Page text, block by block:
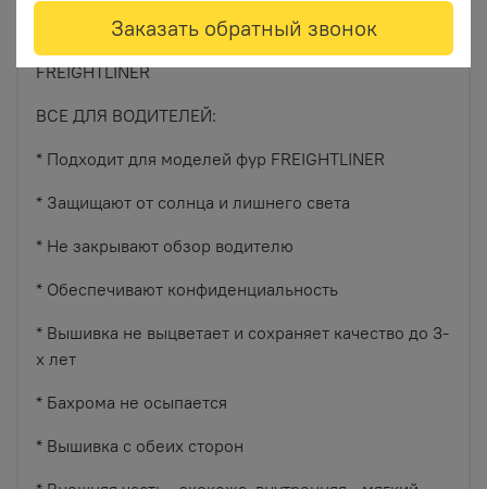
Ламбрекен на лобовое для грузовых автомобилей
FREIGHTLINER
ВСЕ ДЛЯ ВОДИТЕЛЕЙ:
* Подходит для моделей фур FREIGHTLINER
* Защищают от солнца и лишнего света
* Не закрывают обзор водителю
* Обеспечивают конфиденциальность
* Вышивка не выцветает и сохраняет качество до 3-
х лет
* Бахрома не осыпается
* Вышивка с обеих сторон
Заказать обратный звонок